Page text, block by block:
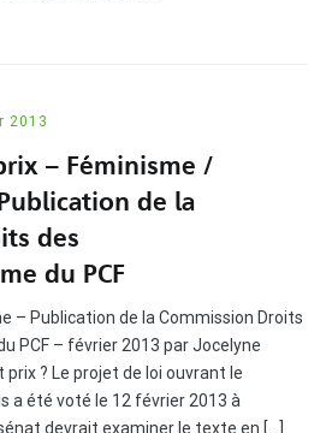
2013
– Féminisme /
de la
des
du PCF
– Publication de la Commission Droits
PCF – février 2013 par Jocelyne
prix ? Le projet de loi ouvrant le
a été voté le 12 février 2013 à
devrait examiner le texte en […]